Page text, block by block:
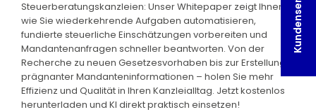
Kundenservice
Steuerberatungskanzleien: Unser Whitepaper zeigt Ihnen,
wie Sie wiederkehrende Aufgaben automatisieren,
fundierte steuerliche Einschätzungen vorbereiten und
Mandantenanfragen schneller beantworten. Von der
Recherche zu neuen Gesetzesvorhaben bis zur Erstellung
prägnanter Mandanteninformationen – holen Sie mehr
Effizienz und Qualität in Ihren Kanzleialltag. Jetzt kostenlos
herunterladen und KI direkt praktisch einsetzen!